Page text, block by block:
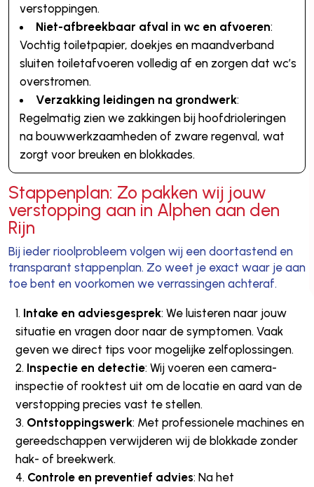
verstoppingen.
Niet-afbreekbaar afval in wc en afvoeren:
Vochtig toiletpapier, doekjes en maandverband
sluiten toiletafvoeren volledig af en zorgen dat wc’s
overstromen.
Verzakking leidingen na grondwerk:
Regelmatig zien we zakkingen bij hoofdrioleringen
na bouwwerkzaamheden of zware regenval, wat
zorgt voor breuken en blokkades.
Stappenplan: Zo pakken wij jouw
verstopping aan in Alphen aan den
Rijn
Bij ieder rioolprobleem volgen wij een doortastend en
transparant stappenplan. Zo weet je exact waar je aan
toe bent en voorkomen we verrassingen achteraf.
Intake en adviesgesprek: We luisteren naar jouw
situatie en vragen door naar de symptomen. Vaak
geven we direct tips voor mogelijke zelfoplossingen.
Inspectie en detectie: Wij voeren een camera-
inspectie of rooktest uit om de locatie en aard van de
verstopping precies vast te stellen.
Ontstoppingswerk: Met professionele machines en
gereedschappen verwijderen wij de blokkade zonder
hak- of breekwerk.
Controle en preventief advies: Na het